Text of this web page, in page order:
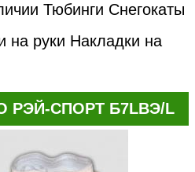
Тюбинги Снегокаты
на руки Накладки на
РЭЙ-СПОРТ Б7LВЭ/L